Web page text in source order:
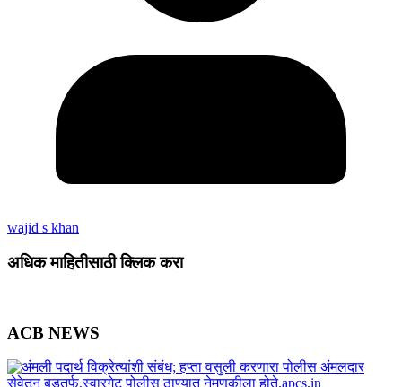
wajid s khan
अधिक माहितीसाठी क्लिक करा
ACB NEWS